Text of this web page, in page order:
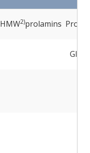
HMW2)prolamins